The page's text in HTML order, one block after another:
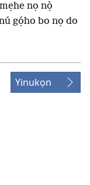
nọ nọ̀
gọ́ho bo nọ do
Yinukọn